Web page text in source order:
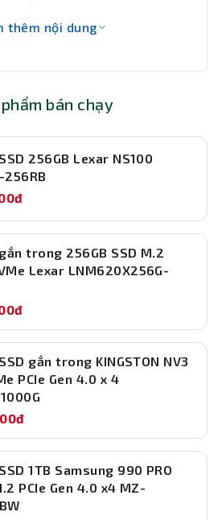
lại không gian lưu trữ thoải mái
mềm chuyên dụng, trò chơi nặng
Bên cạnh đó, Corsair MP600 còn
suất và độ ổn định nhờ công nghệ
lý bộ nhớ hiện đại, giảm thiểu rủi
tuổi thọ ổ cứng.
tảng, dễ dàng nâng cấp
thêm nội dung
phẩm bán chạy
256GB Lexar NS100
256RB
trong 256GB SSD M.2
Lexar LNM620X256G-
gắn trong KINGSTON NV3
PCIe Gen 4.0 x 4
1TB Samsung 990 PRO
PCIe Gen 4.0 x4 MZ-